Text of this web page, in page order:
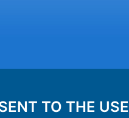
TO THE